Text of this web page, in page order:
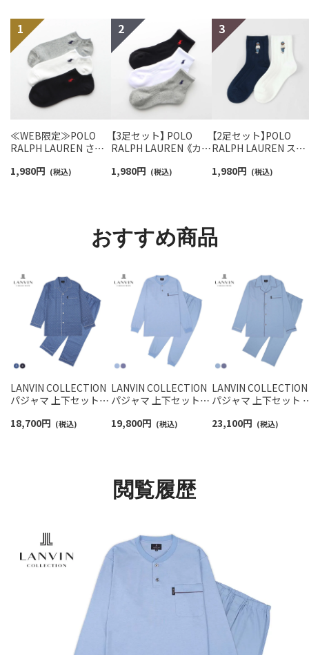
≪WEB限定≫POLO
RALPH LAUREN さら
スニーカー丈ソックス
1,980円 (税込)
【3足セット】 POLO
RALPH LAUREN 《カラ
ンポイントソックス シ
1,980円 (税込)
【2足セット】POLO
RALPH LAUREN スタ
ロベア オーガニック
1,980円 (税込)
おすすめ商品
LANVIN COLLECTION
パジャマ 上下セット
リント 日本製 長袖 長
18,700円 (税込)
LANVIN COLLECTION
パジャマ 上下セット
先染めスムースバーズ
19,800円 (税込)
LANVIN COLLECTION
パジャマ 上下セット
アイ 先染め 【LLサイ
23,100円 (税込)
閲覧履歴